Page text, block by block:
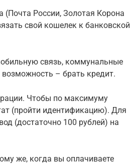
России, Золотая Корона
свой кошелек к банковской
связь, коммунальные
возможность – брать кредит.
Чтобы по максимуму
(пройти идентификацию). Для
(достаточно 100 рублей) на
же, когда вы оплачиваете